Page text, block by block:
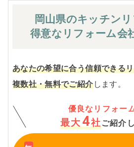
岡山県のキッチン
得意なリフォーム会
あなたの希望に合う信頼できる
複数社・無料でご紹介します。
優良なリフォー
最大 4社 ご紹介